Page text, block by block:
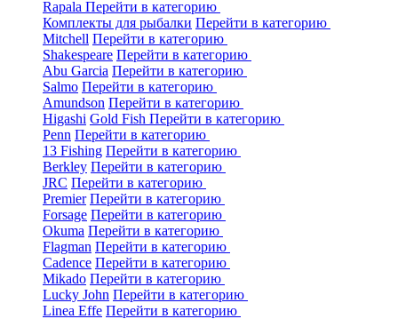
Rapala Перейти в категорию
Комплекты для рыбалки Перейти в категорию
Mitchell Перейти в категорию
Shakespeare Перейти в категорию
Abu Garcia Перейти в категорию
Salmo Перейти в категорию
Amundson Перейти в категорию
Higashi Gold Fish Перейти в категорию
Penn Перейти в категорию
13 Fishing Перейти в категорию
Berkley Перейти в категорию
JRC Перейти в категорию
Premier Перейти в категорию
Forsage Перейти в категорию
Okuma Перейти в категорию
Flagman Перейти в категорию
Cadence Перейти в категорию
Mikado Перейти в категорию
Lucky John Перейти в категорию
Linea Effe Перейти в категорию